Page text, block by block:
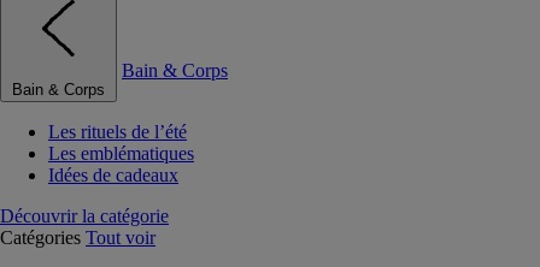
Bain & Corps
Bain & Corps
Les rituels de l’été
Les emblématiques
Idées de cadeaux
Découvrir la catégorie
Catégories Tout voir